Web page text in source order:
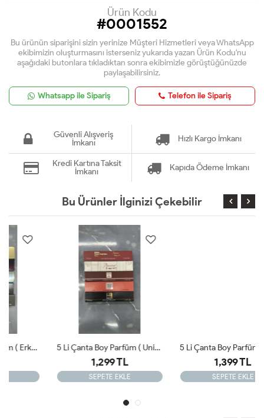
Ürün Kodu
#0001552
Bu ürünün siparişini sizin yerinize Müşteri Hizmetleri veya WhatsApp
ekibimizin oluşturmasını isterseniz yukarıda yazan Ürün Kodu'nu
aşağıdaki butonlara tıkladıktan sonra ekibimizle görüştüğünüzde
paylaşabilirsiniz.
Whatsapp ile Sipariş Telefon ile Sipariş
Güvenli Alışveriş
İmkanı
Hızlı Kargo İmkanı
Kredi Kartına Taksit
İmkanı
Kapıda Ödeme İmkanı
Bu Ürünler İlginizi Çekebilir
5 Li Çanta Boy Parfüm ( Unisex) 33ml X 5
SEPETE EKLE
5 Li Çanta Boy Parfüm ( Erkek ) 33ml X 5
SEPETE EKLE